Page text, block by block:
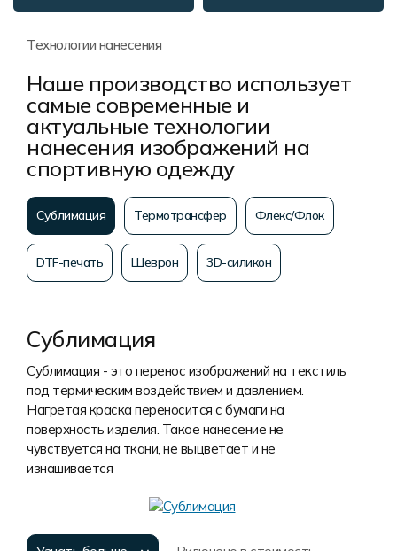
Технологии нанесения
Наше производство использует
самые современные и
актуальные технологии
нанесения изображений на
спортивную одежду
Сублимация Термотрансфер Флекс/Флок
DTF-печать Шеврон 3D-силикон
Сублимация
Сублимация - это перенос изображений на текстиль
под термическим воздействием и давлением.
Нагретая краска переносится с бумаги на
поверхность изделия. Такое нанесение не
чувствуется на ткани, не выцветает и не
изнашивается